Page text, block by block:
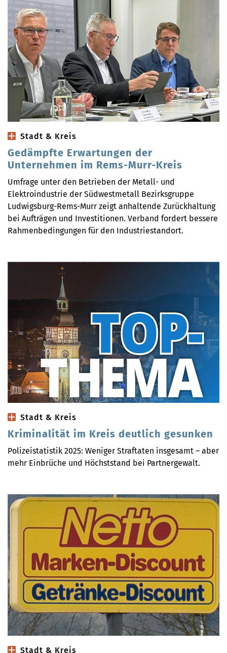
Stadt & Kreis
Gedämpfte Erwartungen der
Unternehmen im Rems-Murr-Kreis
Umfrage unter den Betrieben der Metall- und
Elektroindustrie der Südwestmetall Bezirksgruppe
Ludwigsburg-Rems-Murr zeigt anhaltende Zurückhaltung
bei Aufträgen und Investitionen. Verband fordert bessere
Rahmenbedingungen für den Industriestandort.
Stadt & Kreis
Kriminalität im Kreis deutlich gesunken
Polizeistatistik 2025: Weniger Straftaten insgesamt – aber
mehr Einbrüche und Höchststand bei Partnergewalt.
Stadt & Kreis